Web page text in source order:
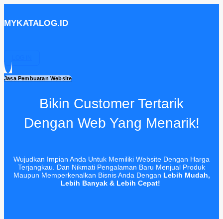
MYKATALOG.ID
Jasa Pembuatan Website
Bikin Customer Tertarik
Dengan Web Yang Menarik!
Wujudkan Impian Anda Untuk Memiliki Website Dengan Harga
Terjangkau. Dan Nikmati Pengalaman Baru Menjual Produk
Maupun Memperkenalkan Bisnis Anda Dengan Lebih Mudah,
Lebih Banyak & Lebih Cepat!